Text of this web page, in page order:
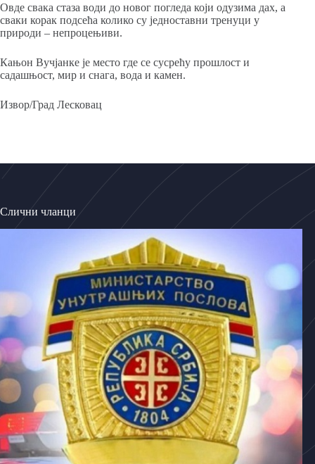
Овде свака стаза води до новог погледа који одузима дах, а
сваки корак подсећа колико су једноставни тренуци у
природи – непроцењиви.
Кањон Вучјанке је место где се сусрећу прошлост и
садашњост, мир и снага, вода и камен.
Извор/Град Лесковац
Слични чланци